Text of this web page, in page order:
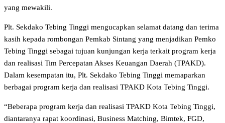
yang mewakili.
Plt. Sekdako Tebing Tinggi mengucapkan selamat datang dan terima
kasih kepada rombongan Pemkab Sintang yang menjadikan Pemko
Tebing Tinggi sebagai tujuan kunjungan kerja terkait program kerja
dan realisasi Tim Percepatan Akses Keuangan Daerah (TPAKD).
Dalam kesempatan itu, Plt. Sekdako Tebing Tinggi memaparkan
berbagai program kerja dan realisasi TPAKD Kota Tebing Tinggi.
“Beberapa program kerja dan realisasi TPAKD Kota Tebing Tinggi,
diantaranya rapat koordinasi, Business Matching, Bimtek, FGD,